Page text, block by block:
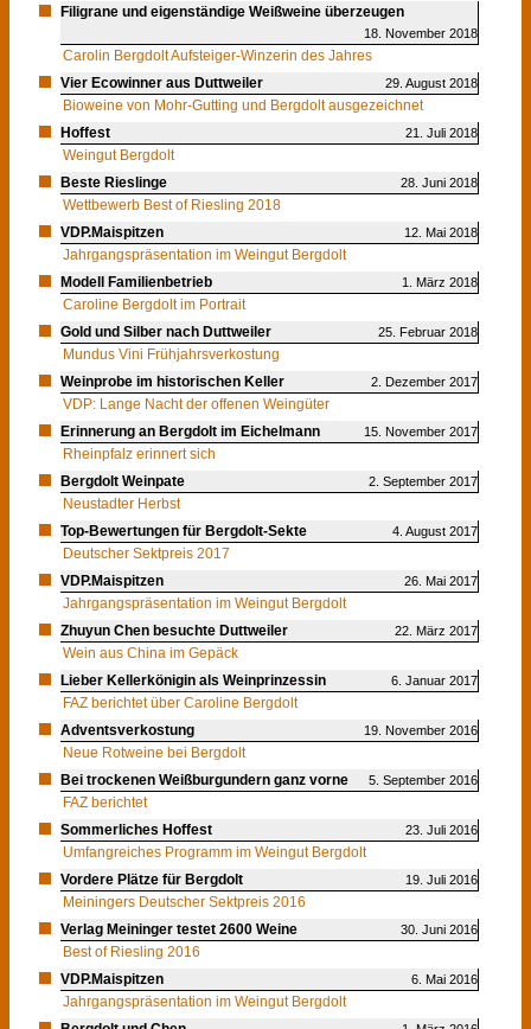
Filigrane und eigenständige Weißweine überzeugen
18. November 2018
Carolin Bergdolt Aufsteiger-Winzerin des Jahres
Vier Ecowinner aus Duttweiler
29. August 2018
Bioweine von Mohr-Gutting und Bergdolt ausgezeichnet
Hoffest
21. Juli 2018
Weingut Bergdolt
Beste Rieslinge
28. Juni 2018
Wettbewerb Best of Riesling 2018
VDP.Maispitzen
12. Mai 2018
Jahrgangspräsentation im Weingut Bergdolt
Modell Familienbetrieb
1. März 2018
Caroline Bergdolt im Portrait
Gold und Silber nach Duttweiler
25. Februar 2018
Mundus Vini Frühjahrsverkostung
Weinprobe im historischen Keller
2. Dezember 2017
VDP: Lange Nacht der offenen Weingüter
Erinnerung an Bergdolt im Eichelmann
15. November 2017
Rheinpfalz erinnert sich
Bergdolt Weinpate
2. September 2017
Neustadter Herbst
Top-Bewertungen für Bergdolt-Sekte
4. August 2017
Deutscher Sektpreis 2017
VDP.Maispitzen
26. Mai 2017
Jahrgangspräsentation im Weingut Bergdolt
Zhuyun Chen besuchte Duttweiler
22. März 2017
Wein aus China im Gepäck
Lieber Kellerkönigin als Weinprinzessin
6. Januar 2017
FAZ berichtet über Caroline Bergdolt
Adventsverkostung
19. November 2016
Neue Rotweine bei Bergdolt
Bei trockenen Weißburgundern ganz vorne
5. September 2016
FAZ berichtet
Sommerliches Hoffest
23. Juli 2016
Umfangreiches Programm im Weingut Bergdolt
Vordere Plätze für Bergdolt
19. Juli 2016
Meiningers Deutscher Sektpreis 2016
Verlag Meininger testet 2600 Weine
30. Juni 2016
Best of Riesling 2016
VDP.Maispitzen
6. Mai 2016
Jahrgangspräsentation im Weingut Bergdolt